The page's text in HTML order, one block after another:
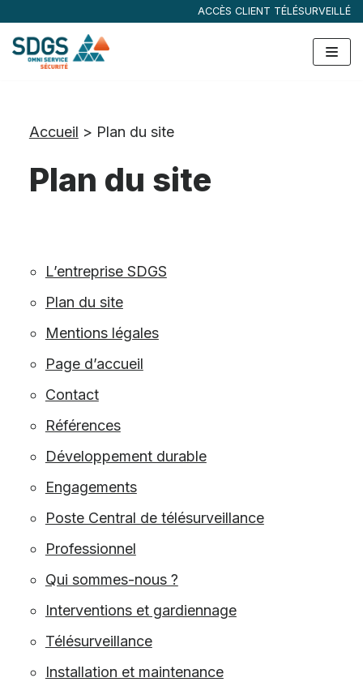
Aller
au
contenu
ACCÈS CLIENT TÉLÉSURVEILLÉ
Accueil > Plan du site
Plan du site
L’entreprise SDGS
Plan du site
Mentions légales
Page d’accueil
Contact
Références
Développement durable
Engagements
Poste Central de télésurveillance
Professionnel
Qui sommes-nous ?
Interventions et gardiennage
Télésurveillance
Installation et maintenance